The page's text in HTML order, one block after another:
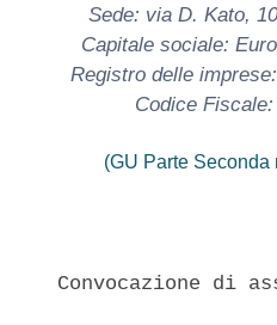
Sede: via D. Kato,
Capitale sociale:
Registro delle
Codice
(GU Parte Seconda
Convocazione di